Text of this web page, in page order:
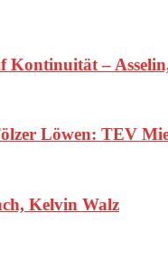
Kontinuität –
Löwen: TEV
Kelvin Walz